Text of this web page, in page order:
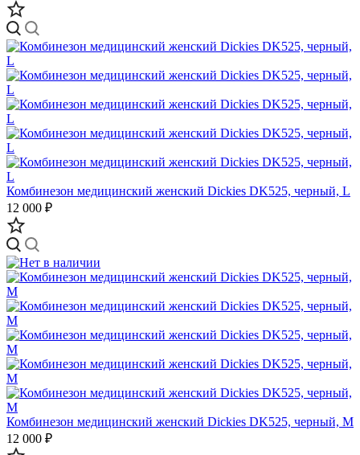
Комбинезон медицинский женский Dickies DK525, черный, L
12 000 ₽
Комбинезон медицинский женский Dickies DK525, черный, M
12 000 ₽